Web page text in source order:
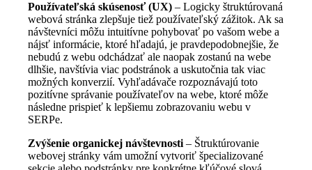
Používateľská skúsenosť (UX) – Logicky štruktúrovaná
webová stránka zlepšuje tiež používateľský zážitok. Ak sa
návštevníci môžu intuitívne pohybovať po vašom webe a
nájsť informácie, ktoré hľadajú, je pravdepodobnejšie, že
nebudú z webu odchádzať ale naopak zostanú na webe
dlhšie, navštívia viac podstránok a uskutočnia tak viac
možných konverzií. Vyhľadávače rozpoznávajú toto
pozitívne správanie používateľov na webe, ktoré môže
následne prispieť k lepšiemu zobrazovaniu webu v
SERPe.
Zvýšenie organickej návštevnosti – Štruktúrovanie
webovej stránky vám umožní vytvoriť špecializované